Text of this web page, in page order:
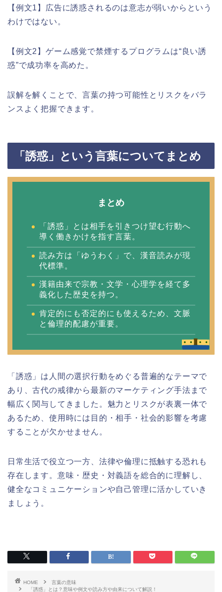
【例文1】広告に誘惑されるのは意志が弱いからという
わけではない。
【例文2】ゲーム感覚で禁煙するプログラムは“良い誘
惑”で成功率を高めた。
誤解を解くことで、言葉の持つ可能性とリスクをバラ
ンスよく把握できます。
「誘惑」という言葉についてまとめ
まとめ
「誘惑」とは相手を引きつけ望む行動へ
導く働きかけを指す言葉。
読み方は「ゆうわく」で、漢音読みが現
代標準。
漢籍由来で宗教・文学・心理学を経て多
義化した歴史を持つ。
肯定的にも否定的にも使えるため、文脈
と倫理的配慮が重要。
「誘惑」は人間の選択行動をめぐる普遍的なテーマで
あり、古代の戒律から最新のマーケティング手法まで
幅広く関与してきました。魅力とリスクが表裏一体で
あるため、使用時には目的・相手・社会的影響を考慮
することが欠かせません。
日常生活で役立つ一方、法律や倫理に抵触する恐れも
存在します。意味・歴史・対義語を総合的に理解し、
健全なコミュニケーションや自己管理に活かしていき
ましょう。
HOME
言葉の意味
「誘惑」とは？意味や例文や読み方や由来について解説！